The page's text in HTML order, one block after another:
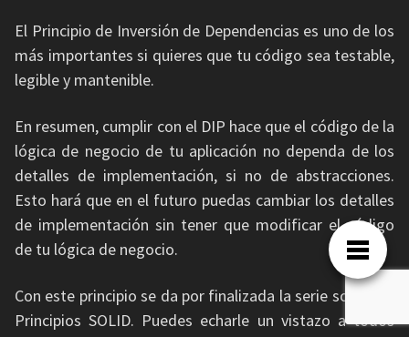
El Principio de Inversión de Dependencias es uno de los
más importantes si quieres que tu código sea testable,
legible y mantenible.
En resumen, cumplir con el DIP hace que el código de la
lógica de negocio de tu aplicación no dependa de los
detalles de implementación, si no de abstracciones.
Esto hará que en el futuro puedas cambiar los detalles
de implementación sin tener que modificar el código
de tu lógica de negocio.
Con este principio se da por finalizada la serie sobre los
Principios SOLID. Puedes echarle un vistazo a todos